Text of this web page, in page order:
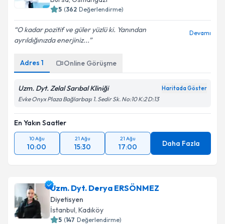
5 (362 Değerlendirme)
O kadar pozitif ve güler yüzlü ki. Yanından
ayrıldığınızda enerjiniz...
Devamı
Adres 1 Online Görüşme
Uzm. Dyt. Zelal Sarıbal Kliniği Haritada Göster
Evke Onyx Plaza Bağlarbaşı 1. Sedir Sk. No:10 K:2 D:13
En Yakın Saatler
10 Ağu
10:00
21 Ağu
15:30
21 Ağu
17:00 Daha Fazla
Uzm. Dyt. Derya ERSÖNMEZ
Diyetisyen
İstanbul, Kadıköy
5 (147 Değerlendirme)